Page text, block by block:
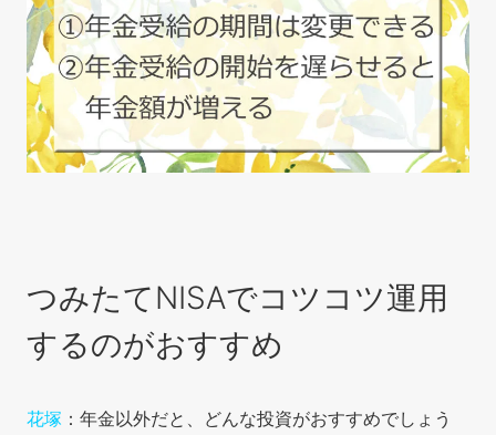
つみたてNISAでコツコツ運用
するのがおすすめ
花塚 ：年金以外だと、どんな投資がおすすめでしょう